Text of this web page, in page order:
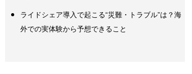
ライドシェア導入で起こる“災難・トラブル”は？海
外での実体験から予想できること